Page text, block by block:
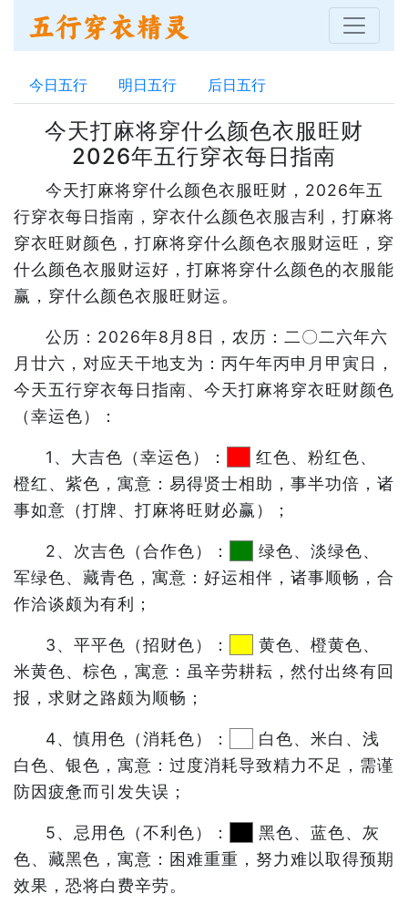
今日五行 明日五行 后日五行
今天打麻将穿什么颜色衣服旺财
2026年五行穿衣每日指南
今天打麻将穿什么颜色衣服旺财，2026年五
行穿衣每日指南，穿衣什么颜色衣服吉利，打麻将
穿衣旺财颜色，打麻将穿什么颜色衣服财运旺，穿
什么颜色衣服财运好，打麻将穿什么颜色的衣服能
赢，穿什么颜色衣服旺财运。
公历：2026年8月8日，农历：二〇二六年六
月廿六，对应天干地支为：丙午年丙申月甲寅日，
今天五行穿衣每日指南、今天打麻将穿衣旺财颜色
（幸运色）：
1、大吉色（幸运色）：
红色、粉红色、
橙红、紫色，寓意：易得贤士相助，事半功倍，诸
事如意（打牌、打麻将旺财必赢）；
2、次吉色（合作色）：
绿色、淡绿色、
军绿色、藏青色，寓意：好运相伴，诸事顺畅，合
作洽谈颇为有利；
3、平平色（招财色）：
黄色、橙黄色、
米黄色、棕色，寓意：虽辛劳耕耘，然付出终有回
报，求财之路颇为顺畅；
4、慎用色（消耗色）：
白色、米白、浅
白色、银色，寓意：过度消耗导致精力不足，需谨
防因疲惫而引发失误；
5、忌用色（不利色）：
黑色、蓝色、灰
色、藏黑色，寓意：困难重重，努力难以取得预期
效果，恐将白费辛劳。